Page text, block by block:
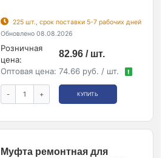
225 шт., срок поставки 5-7 рабочих дней
Обновлено 08.08.2026
Розничная
цена:
82.96 / шт.
Оптовая цена: 74.66 руб. / шт. !
- + КУПИТЬ
Муфта ремонтная для